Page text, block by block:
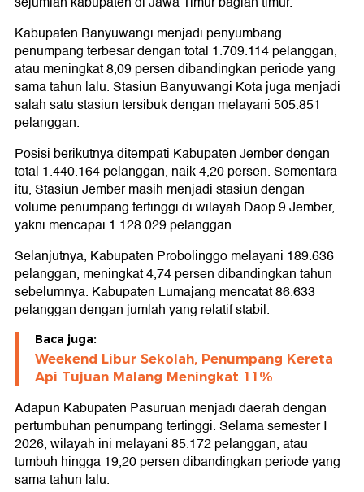
Kabupaten Banyuwangi menjadi penyumbang
penumpang terbesar dengan total 1.709.114 pelanggan,
atau meningkat 8,09 persen dibandingkan periode yang
sama tahun lalu. Stasiun Banyuwangi Kota juga menjadi
salah satu stasiun tersibuk dengan melayani 505.851
pelanggan.
Posisi berikutnya ditempati Kabupaten Jember dengan
total 1.440.164 pelanggan, naik 4,20 persen. Sementara
itu, Stasiun Jember masih menjadi stasiun dengan
volume penumpang tertinggi di wilayah Daop 9 Jember,
yakni mencapai 1.128.029 pelanggan.
Selanjutnya, Kabupaten Probolinggo melayani 189.636
pelanggan, meningkat 4,74 persen dibandingkan tahun
sebelumnya. Kabupaten Lumajang mencatat 86.633
pelanggan dengan jumlah yang relatif stabil.
Baca juga:
Weekend Libur Sekolah, Penumpang Kereta
Api Tujuan Malang Meningkat 11%
Adapun Kabupaten Pasuruan menjadi daerah dengan
pertumbuhan penumpang tertinggi. Selama semester I
2026, wilayah ini melayani 85.172 pelanggan, atau
tumbuh hingga 19,20 persen dibandingkan periode yang
sama tahun lalu.